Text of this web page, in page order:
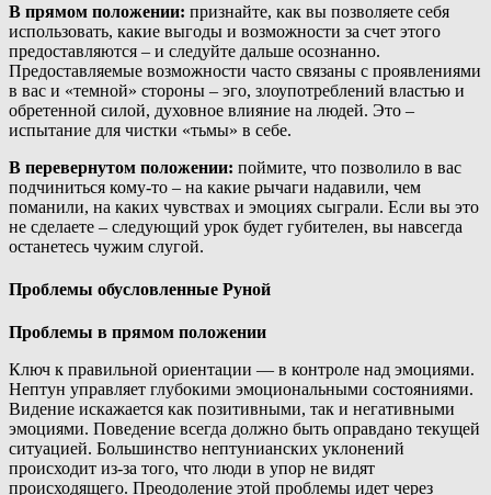
В прямом положении: признайте, как вы позволяете себя
использовать, какие выгоды и возможности за счет этого
предоставляются – и следуйте дальше осознанно.
Предоставляемые возможности часто связаны с проявлениями
в вас и «темной» стороны – эго, злоупотреблений властью и
обретенной силой, духовное влияние на людей. Это –
испытание для чистки «тьмы» в себе.
В перевернутом положении: поймите, что позволило в вас
подчиниться кому-то – на какие рычаги надавили, чем
поманили, на каких чувствах и эмоциях сыграли. Если вы это
не сделаете – следующий урок будет губителен, вы навсегда
останетесь чужим слугой.
Проблемы обусловленные Руной
Проблемы в прямом положении
Ключ к правильной ориентации — в контроле над эмоциями.
Нептун управляет глубокими эмоциональными состояниями.
Видение искажается как позитивными, так и негативными
эмоциями. Поведение всегда должно быть оправдано текущей
ситуацией. Большинство нептунианских уклонений
происходит из-за того, что люди в упор не видят
происходящего. Преодоление этой проблемы идет через